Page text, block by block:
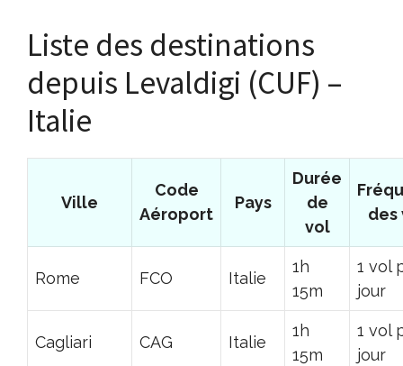
Liste des destinations
depuis Levaldigi (CUF) –
Italie
Ville
Code
Aéroport
Pays
Durée
de
vol
des
Rome FCO Italie
1h
15m
1 vol
jour
Cagliari CAG Italie
1h
15m
1 vol
jour